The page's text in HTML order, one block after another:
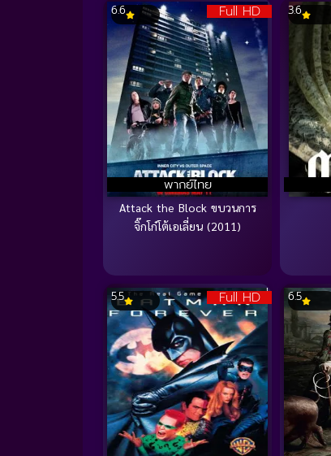
Full HD
พากย์ไทย
6.6
Attack the Block ขบวนการ
จิ๊กโก๋โต้เอเลี่ยน (2011)
3.6
Full HD
5.5 6.5